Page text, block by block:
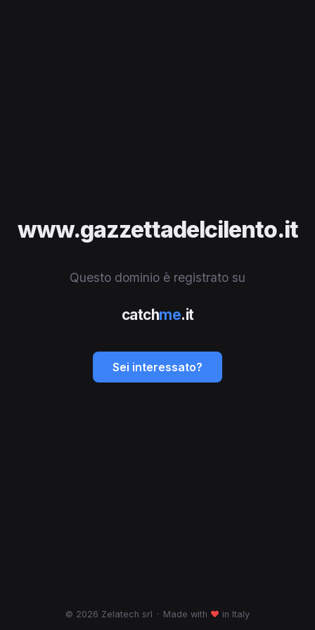
www.gazzettadelcilento.it
Questo dominio è registrato su
catchme.it
Sei interessato?
© 2026 Zelatech srl · Made with ♥ in Italy